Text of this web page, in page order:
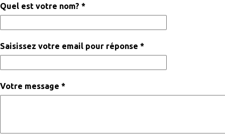
Quel est votre nom? *
Saisissez votre email pour réponse *
Votre message *